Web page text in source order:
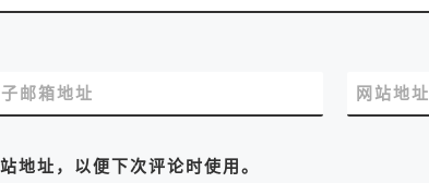
邮箱地址 网站地址
地址，以便下次评论时使用。